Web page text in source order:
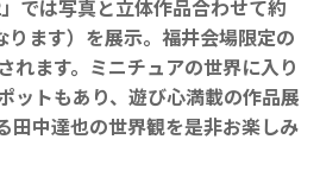
」では写真と立体作品合わせて約
ます）を展示。福井会場限定の
れます。ミニチュアの世界に入り
ットもあり、遊び心満載の作品展
田中達也の世界観を是非お楽しみ